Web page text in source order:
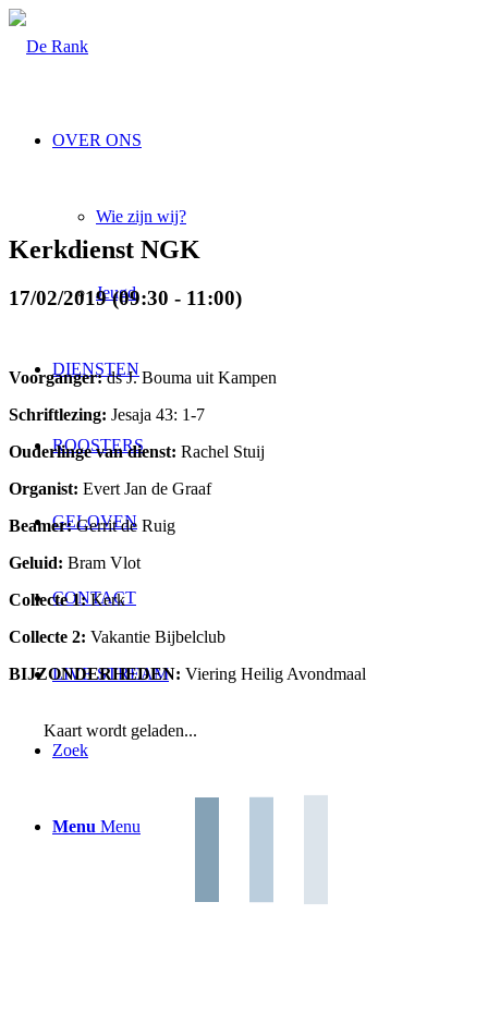
OVER ONS
Wie zijn wij?
Jeugd
DIENSTEN
ROOSTERS
GELOVEN
CONTACT
LIVE STREAM
Zoek
Menu Menu
Kerkdienst NGK
17/02/2019 (09:30 - 11:00)
Voorganger:ds J. Bouma uit Kampen
Schriftlezing: Jesaja 43: 1-7
Ouderlinge van dienst: Rachel Stuij
Organist: Evert Jan de Graaf
Beamer:Gerrit de Ruig
Geluid: Bram Vlot
Collecte 1:Kerk
Collecte 2: Vakantie Bijbelclub
BIJZONDERHEDEN: Viering Heilig Avondmaal
Kaart wordt geladen...